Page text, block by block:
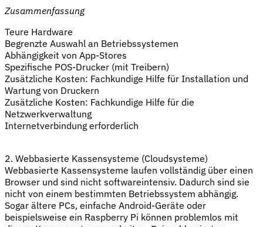
Zusammenfassung
Teure Hardware
Begrenzte Auswahl an Betriebssystemen
Abhängigkeit von App-Stores
Spezifische POS-Drucker (mit Treibern)
Zusätzliche Kosten: Fachkundige Hilfe für Installation und
Wartung von Druckern
Zusätzliche Kosten: Fachkundige Hilfe für die
Netzwerkverwaltung
Internetverbindung erforderlich
2. Webbasierte Kassensysteme (Cloudsysteme)
Webbasierte Kassensysteme laufen vollständig über einen
Browser und sind nicht softwareintensiv. Dadurch sind sie
nicht von einem bestimmten Betriebssystem abhängig.
Sogar ältere PCs, einfache Android-Geräte oder
beispielsweise ein Raspberry Pi können problemlos mit